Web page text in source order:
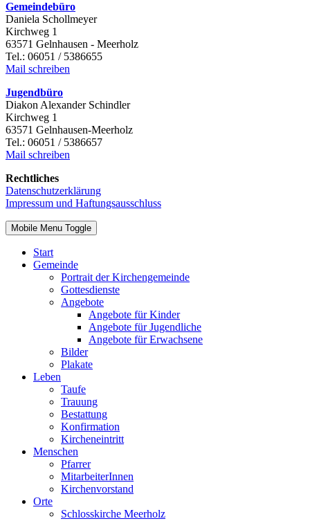
Gemeindebüro
Daniela Schollmeyer
Kirchweg 1
63571 Gelnhausen - Meerholz
Tel.: 06051 / 5386655
Mail schreiben
Jugendbüro
Diakon Alexander Schindler
Kirchweg 1
63571 Gelnhausen-Meerholz
Tel.: 06051 / 5386657
Mail schreiben
Rechtliches
Datenschutzerklärung
Impressum und Haftungsausschluss
Mobile Menu Toggle
Start
Gemeinde
Portrait der Kirchengemeinde
Gottesdienste
Angebote
Angebote für Kinder
Angebote für Jugendliche
Angebote für Erwachsene
Bilder
Plakate
Leben
Taufe
Trauung
Bestattung
Konfirmation
Kircheneintritt
Menschen
Pfarrer
MitarbeiterInnen
Kirchenvorstand
Orte
Schlosskirche Meerholz